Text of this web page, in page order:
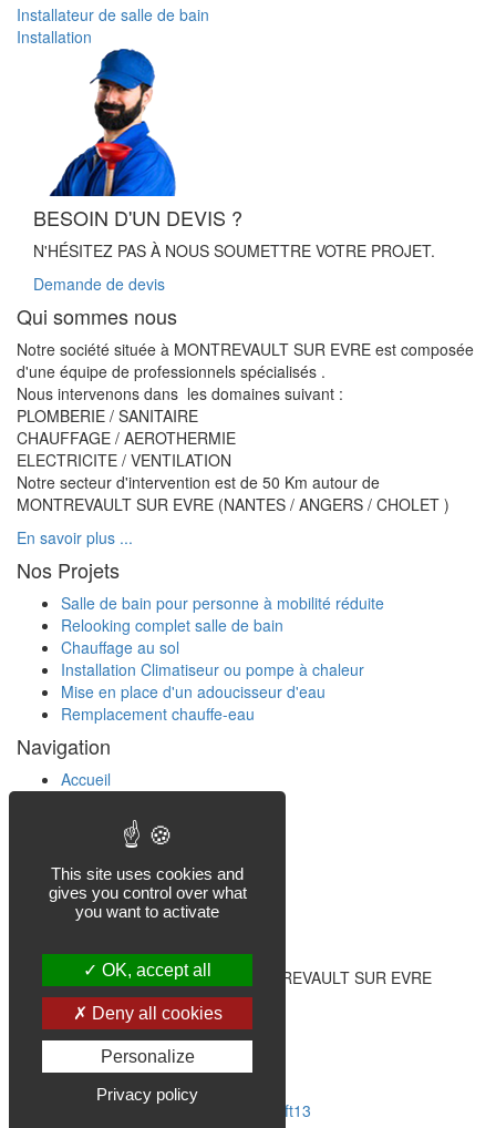
Installateur de salle de bain
Installation
BESOIN D'UN DEVIS ?
N'HÉSITEZ PAS À NOUS SOUMETTRE VOTRE PROJET.
Demande de devis
Qui sommes nous
Notre société située à MONTREVAULT SUR EVRE est composée
d'une équipe de professionnels spécialisés .
Nous intervenons dans les domaines suivant :
PLOMBERIE / SANITAIRE
CHAUFFAGE / AEROTHERMIE
ELECTRICITE / VENTILATION
Notre secteur d'intervention est de 50 Km autour de
MONTREVAULT SUR EVRE (NANTES / ANGERS / CHOLET )
En savoir plus ...
Nos Projets
Salle de bain pour personne à mobilité réduite
Relooking complet salle de bain
Chauffage au sol
Installation Climatiseur ou pompe à chaleur
Mise en place d'un adoucisseur d'eau
Remplacement chauffe-eau
Navigation
Accueil
Projets
Notre Société
Nos Coordonnées
Saint Pierre Montlimart 49110, MONTREVAULT SUR EVRE
06 - 66 - 63 - 53 - 92
allardthermic@orange.fr
Lundi - Vendredi : 8:00 - 18:00
Samedi, Dimanche Fermés
Copyright © 2026artEproducts
Soft13
This site uses cookies and
gives you control over what
you want to activate
OK, accept all
Deny all cookies
Personalize
Privacy policy